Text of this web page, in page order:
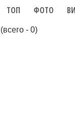
ТОП ФОТО
(всего - 0)